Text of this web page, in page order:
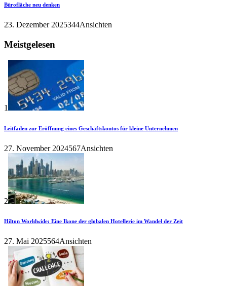
Bürofläche neu denken
23. Dezember 2025344Ansichten
Meistgelesen
1
Leitfaden zur Eröffnung eines Geschäftskontos für kleine Unternehmen
27. November 2024567Ansichten
2
Hilton Worldwide: Eine Ikone der globalen Hotellerie im Wandel der Zeit
27. Mai 2025564Ansichten